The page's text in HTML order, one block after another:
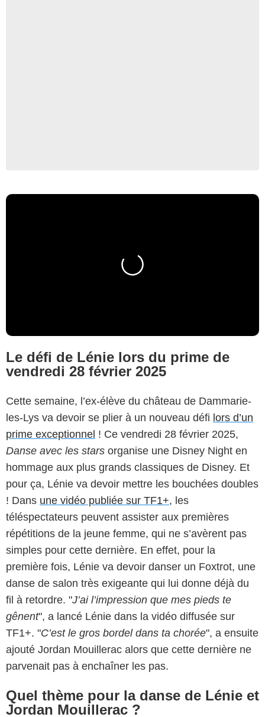
Le défi de Lénie lors du prime de
vendredi 28 février 2025
Cette semaine, l’ex-élève du château de Dammarie-
les-Lys va devoir se plier à un nouveau défi lors d’un
prime exceptionnel ! Ce vendredi 28 février 2025,
Danse avec les stars organise une Disney Night en
hommage aux plus grands classiques de Disney. Et
pour ça, Lénie va devoir mettre les bouchées doubles
! Dans une vidéo publiée sur TF1+, les
téléspectateurs peuvent assister aux premières
répétitions de la jeune femme, qui ne s’avèrent pas
simples pour cette dernière. En effet, pour la
première fois, Lénie va devoir danser un Foxtrot, une
danse de salon très exigeante qui lui donne déjà du
fil à retordre. "J’ai l’impression que mes pieds te
gênent", a lancé Lénie dans la vidéo diffusée sur
TF1+. "C’est le gros bordel dans ta chorée", a ensuite
ajouté Jordan Mouillerac alors que cette dernière ne
parvenait pas à enchaîner les pas.
Quel thème pour la danse de Lénie et
Jordan Mouillerac ?